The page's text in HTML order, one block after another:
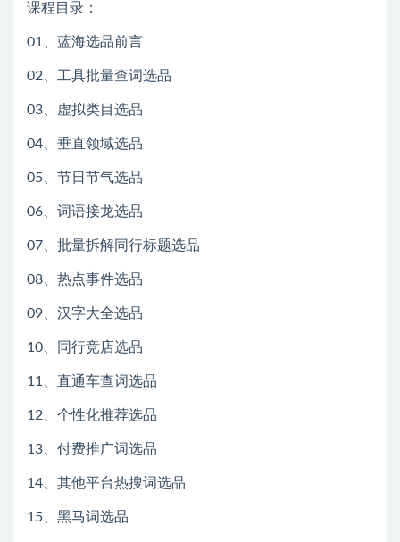
课程目录：
01、蓝海选品前言
02、工具批量查词选品
03、虚拟类目选品
04、垂直领域选品
05、节日节气选品
06、词语接龙选品
07、批量拆解同行标题选品
08、热点事件选品
09、汉字大全选品
10、同行竞店选品
11、直通车查词选品
12、个性化推荐选品
13、付费推广词选品
14、其他平台热搜词选品
15、黑马词选品